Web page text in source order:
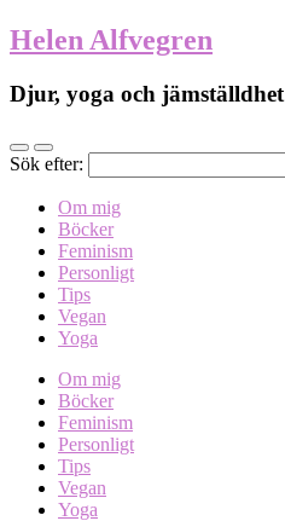
Helen Alfvegren
Djur, yoga och jämställdhet
Sök efter:
Om mig
Böcker
Feminism
Personligt
Tips
Vegan
Yoga
Om mig
Böcker
Feminism
Personligt
Tips
Vegan
Yoga